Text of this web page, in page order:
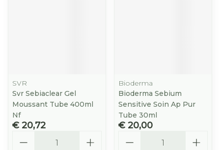
SVR
Svr Sebiaclear Gel
Moussant Tube 400ml
Nf
€ 20,72
Bioderma
Bioderma Sebium
Sensitive Soin Ap Pur
Tube 30ml
€ 20,00